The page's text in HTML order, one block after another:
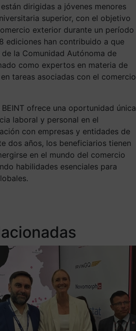
dirigidas a jóvenes menores
superior, con el objetivo
exterior durante un período
ediciones han contribuido a que
la Comunidad Autónoma de
como expertos en materia de
tareas asociadas con el comercio
ofrece una oportunidad única
laboral y personal en el
con empresas y entidades de
dos años, los beneficiarios tienen
en el mundo del comercio
habilidades esenciales para